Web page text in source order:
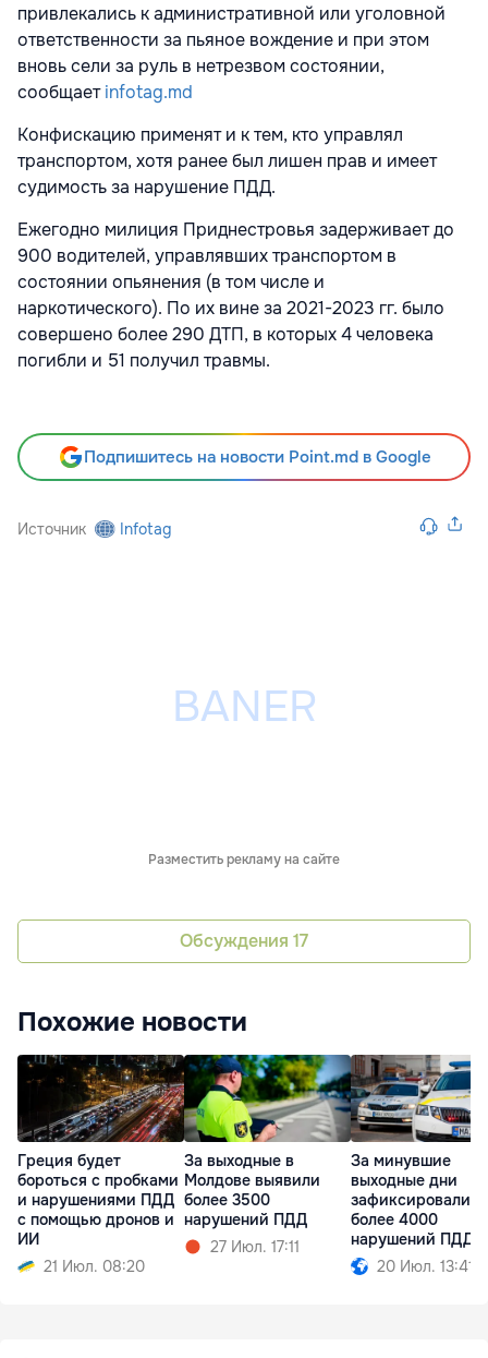
привлекались к административной или уголовной
ответственности за пьяное вождение и при этом
вновь сели за руль в нетрезвом состоянии,
сообщаетinfotag.md
Конфискацию применят и к тем, кто управлял
транспортом, хотя ранее был лишен прав и имеет
судимость за нарушение ПДД.
Ежегодно милиция Приднестровья задерживает до
900 водителей, управлявших транспортом в
состоянии опьянения (в том числе и
наркотического). По их вине за 2021-2023 гг. было
совершено более 290 ДТП, в которых 4 человека
погибли и 51 получил травмы.
Подпишитесь на новости Point.md в Google
Источник Infotag
Разместить рекламу на сайте
Обсуждения 17
Похожие новости
Греция будет
бороться с пробками
и нарушениями ПДД
с помощью дронов и
ИИ
21 Июл. 08:20
За выходные в
Молдове выявили
более 3500
нарушений ПДД
27 Июл. 17:11
За минувшие
выходные дни
зафиксировали
более 4000
нарушений ПДД
20 Июл. 13:41